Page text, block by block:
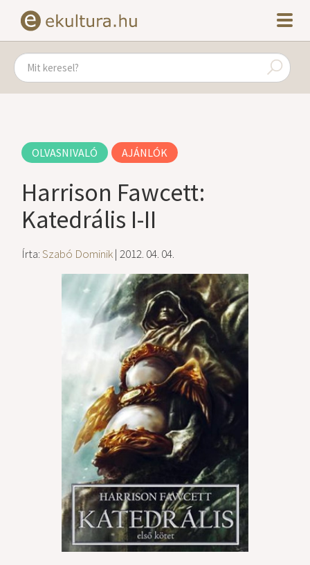
OLVASNIVALÓ AJÁNLÓK
Harrison Fawcett:
Katedrális I-II
Írta:Szabó Dominik| 2012. 04. 04.